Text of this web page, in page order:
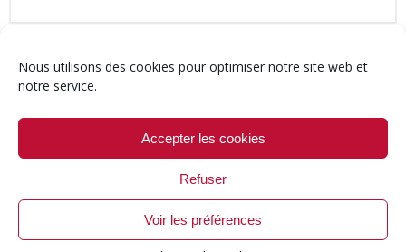
Nous utilisons des cookies pour optimiser notre site web et
notre service.
Accepter les cookies
Refuser
Voir les préférences